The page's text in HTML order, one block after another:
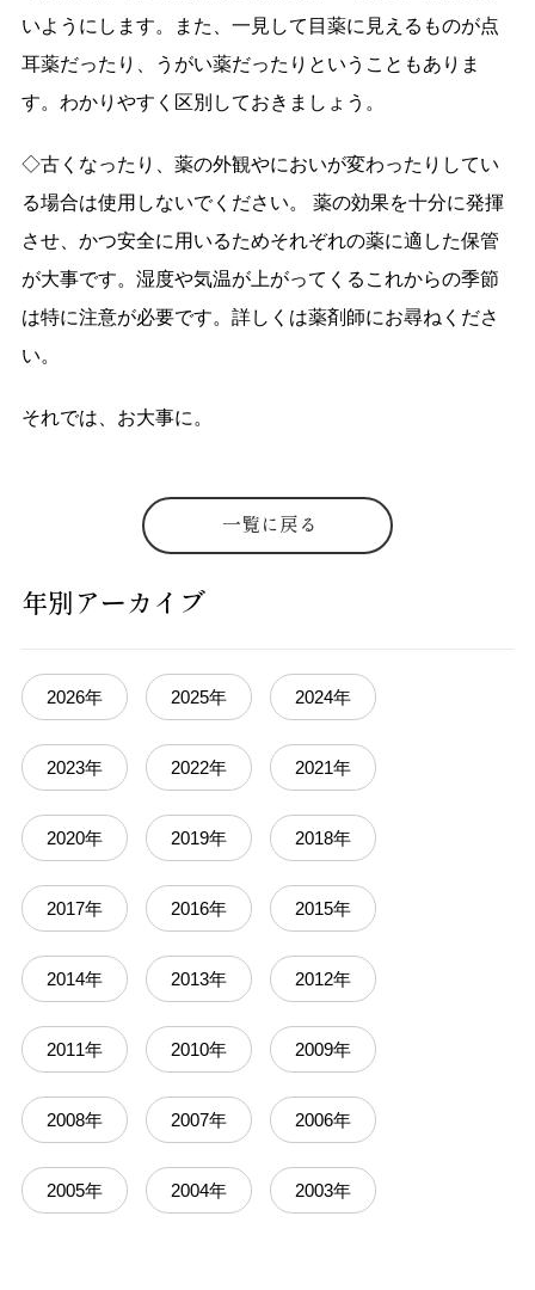
いようにします。また、一見して目薬に見えるものが点
耳薬だったり、うがい薬だったりということもありま
す。わかりやすく区別しておきましょう。
◇古くなったり、薬の外観やにおいが変わったりしてい
る場合は使用しないでください。 薬の効果を十分に発揮
させ、かつ安全に用いるためそれぞれの薬に適した保管
が大事です。湿度や気温が上がってくるこれからの季節
は特に注意が必要です。詳しくは薬剤師にお尋ねくださ
い。
それでは、お大事に。
一覧に戻る
年別アーカイブ
2026年 2025年 2024年
2023年 2022年 2021年
2020年 2019年 2018年
2017年 2016年 2015年
2014年 2013年 2012年
2011年 2010年 2009年
2008年 2007年 2006年
2005年 2004年 2003年